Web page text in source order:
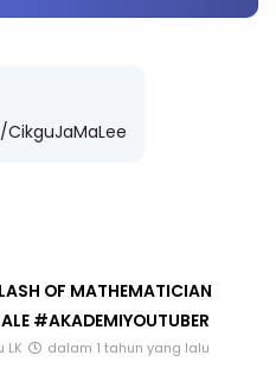
OF MATHEMATICIAN
#AKADEMIYOUTUBER
LK dalam 1 tahun yang lalu